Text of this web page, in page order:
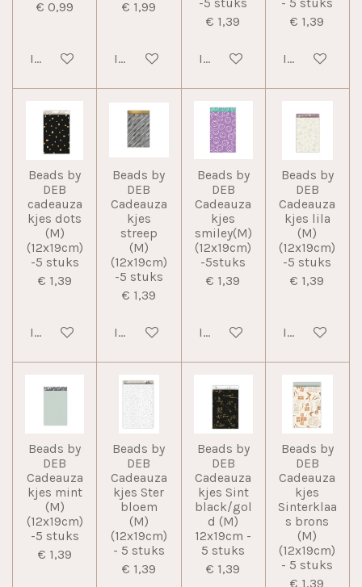
€ 0,99
In winkelwagen
€ 1,99
In winkelwagen
€ 1,39
In winkelwagen
€ 1,39
In
Beads by
DEB
cadeauza
kjes dots
(M)
(12x19cm)
-5 stuks
€ 1,39
In winkelwagen
Beads by
DEB
Cadeauza
kjes
streep
(M)
(12x19cm)
-5 stuks
€ 1,39
In winkelwagen
Beads by
DEB
Cadeauza
kjes
smiley(M)
(12x19cm)
-5stuks
€ 1,39
In winkelwagen
Beads by
DEB
Cadeauza
kjes lila
(M)
(12x19cm)
-5 stuks
€ 1,39
In
Beads by
DEB
Cadeauza
kjes mint
(M)
(12x19cm)
-5 stuks
€ 1,39
Beads by
DEB
Cadeauza
kjes Ster
bloem
(M)
(12x19cm)
- 5 stuks
€ 1,39
Beads by
DEB
Cadeauza
kjes Sint
black/gol
d (M)
12x19cm -
5 stuks
€ 1,39
Beads by
DEB
Cadeauza
kjes
Sinterklaa
s brons
(M)
(12x19cm)
- 5 stuks
€ 1,39